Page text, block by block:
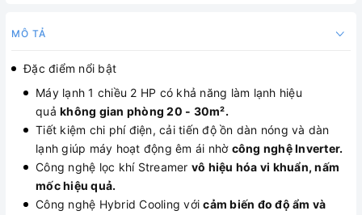
MÔ TẢ
Đặc điểm nổi bật
Máy lạnh 1 chiều 2 HP có khả năng làm lạnh hiệu
quả không gian phòng 20 - 30m².
Tiết kiệm chi phí điện, cải tiến độ ồn dàn nóng và dàn
lạnh giúp máy hoạt động êm ái nhờ công nghệ Inverter.
Công nghệ lọc khí Streamer vô hiệu hóa vi khuẩn, nấm
mốc hiệu quả.
Công nghệ Hybrid Cooling với cảm biến đo độ ẩm và